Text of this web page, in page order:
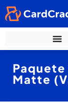
Paquete
Matte